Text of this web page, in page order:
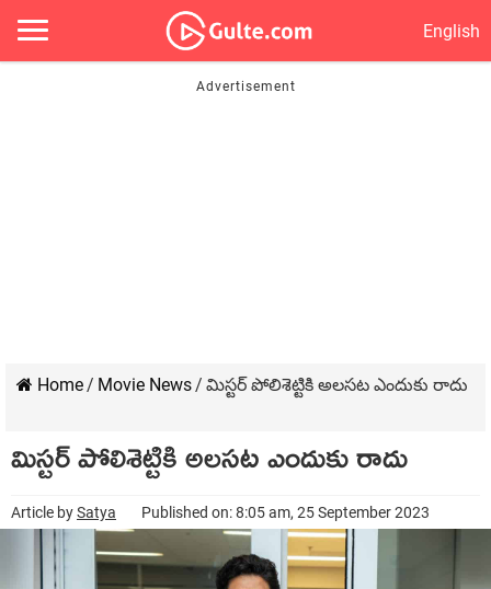
English
Home/ Movie News/ మిస్టర్ పోలిశెట్టికి అలసట ఎందుకు రాదు
మిస్టర్ పోలిశెట్టికి అలసట ఎందుకు రాదు
Article bySatya Published on: 8:05 am, 25 September 2023